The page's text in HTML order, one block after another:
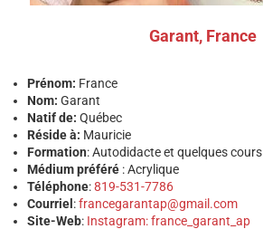
Garant, France
Prénom: France
Nom: Garant
Natif de: Québec
Réside à: Mauricie
Formation: Autodidacte et quelques cours
Médium préféré: Acrylique
Téléphone:819-531-7786
Courriel :francegarantap@gmail.com
Site-Web: Instagram: france_garant_ap